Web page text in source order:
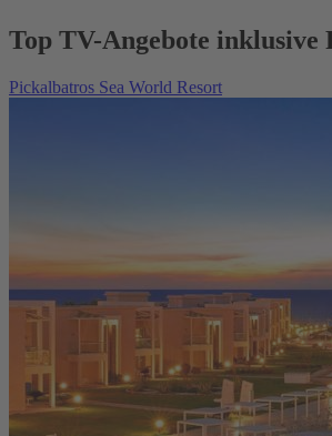
Top TV-Angebote inklusive
Pickalbatros Sea World Resort